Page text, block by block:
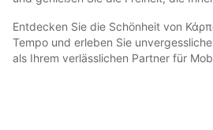
Entdecken Sie die Schönheit von
Tempo und erleben Sie
als Ihrem verlässlichen Partner für